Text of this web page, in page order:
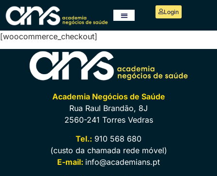
Login
[woocommerce_checkout]
Academia Negócios de Saúde
Rua Raul Brandão, 8J
2560-241 Torres Vedras
Tel.: 910 568 680
(custo da chamada rede móvel)
E-mail: info@academians.pt